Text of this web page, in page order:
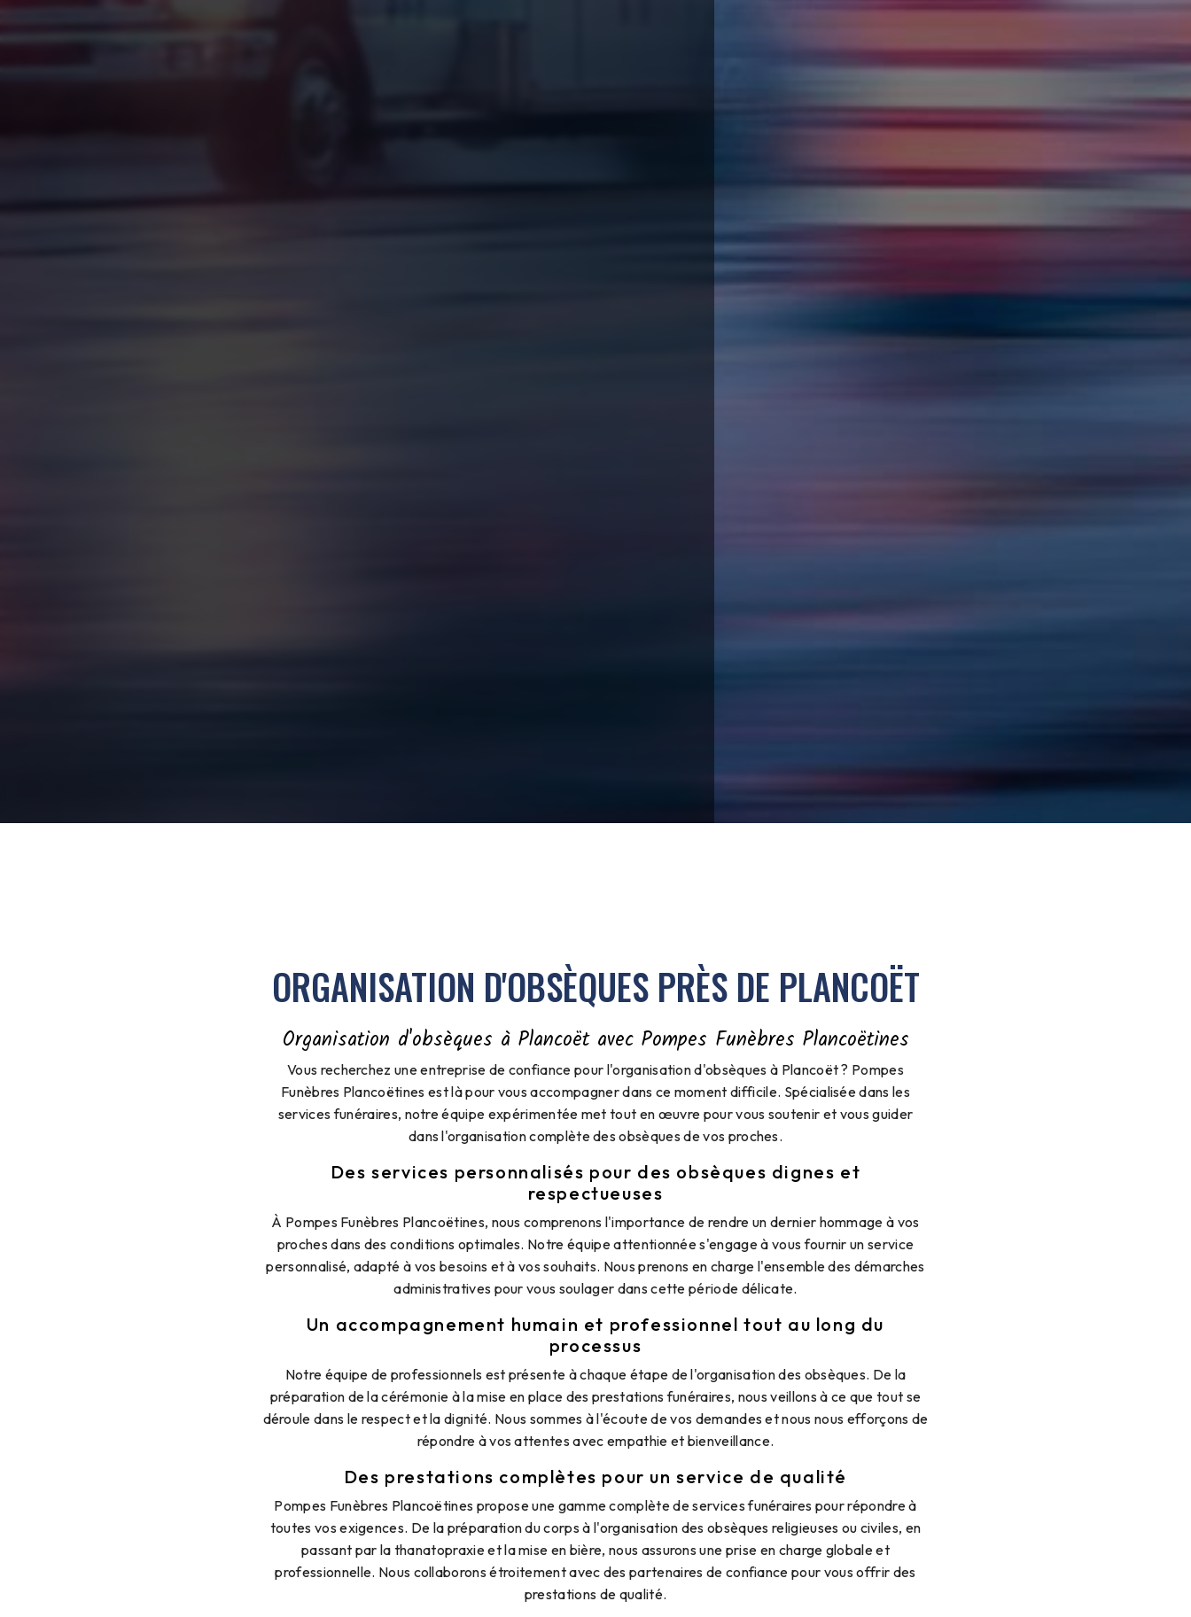
ORGANISATION D'OBSÈQUES PRÈS DE PLANCOËT
Organisation d'obsèques à Plancoët avec Pompes Funèbres Plancoëtines
Vous recherchez une entreprise de confiance pour l'organisation d'obsèques à Plancoët ? Pompes
Funèbres Plancoëtines est là pour vous accompagner dans ce moment difficile. Spécialisée dans les
services funéraires, notre équipe expérimentée met tout en œuvre pour vous soutenir et vous guider
dans l'organisation complète des obsèques de vos proches.
Des services personnalisés pour des obsèques dignes et
respectueuses
À Pompes Funèbres Plancoëtines, nous comprenons l'importance de rendre un dernier hommage à vos
proches dans des conditions optimales. Notre équipe attentionnée s'engage à vous fournir un service
personnalisé, adapté à vos besoins et à vos souhaits. Nous prenons en charge l'ensemble des démarches
administratives pour vous soulager dans cette période délicate.
Un accompagnement humain et professionnel tout au long du
processus
Notre équipe de professionnels est présente à chaque étape de l'organisation des obsèques. De la
préparation de la cérémonie à la mise en place des prestations funéraires, nous veillons à ce que tout se
déroule dans le respect et la dignité. Nous sommes à l'écoute de vos demandes et nous nous efforçons de
répondre à vos attentes avec empathie et bienveillance.
Des prestations complètes pour un service de qualité
Pompes Funèbres Plancoëtines propose une gamme complète de services funéraires pour répondre à
toutes vos exigences. De la préparation du corps à l'organisation des obsèques religieuses ou civiles, en
passant par la thanatopraxie et la mise en bière, nous assurons une prise en charge globale et
professionnelle. Nous collaborons étroitement avec des partenaires de confiance pour vous offrir des
prestations de qualité.